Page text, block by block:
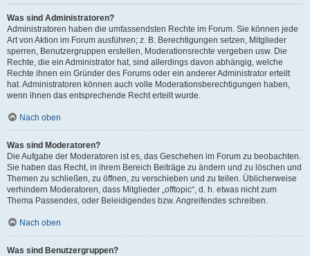
Was sind Administratoren?
Administratoren haben die umfassendsten Rechte im Forum. Sie können jede
Art von Aktion im Forum ausführen; z. B. Berechtigungen setzen, Mitglieder
sperren, Benutzergruppen erstellen, Moderationsrechte vergeben usw. Die
Rechte, die ein Administrator hat, sind allerdings davon abhängig, welche
Rechte ihnen ein Gründer des Forums oder ein anderer Administrator erteilt
hat. Administratoren können auch volle Moderationsberechtigungen haben,
wenn ihnen das entsprechende Recht erteilt wurde.
Nach oben
Was sind Moderatoren?
Die Aufgabe der Moderatoren ist es, das Geschehen im Forum zu beobachten.
Sie haben das Recht, in ihrem Bereich Beiträge zu ändern und zu löschen und
Themen zu schließen, zu öffnen, zu verschieben und zu teilen. Üblicherweise
verhindern Moderatoren, dass Mitglieder „offtopic“, d. h. etwas nicht zum
Thema Passendes, oder Beleidigendes bzw. Angreifendes schreiben.
Nach oben
Was sind Benutzergruppen?